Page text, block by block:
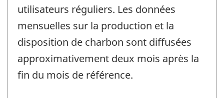
utilisateurs réguliers. Les données
mensuelles sur la production et la
disposition de charbon sont diffusées
approximativement deux mois après la
fin du mois de référence.